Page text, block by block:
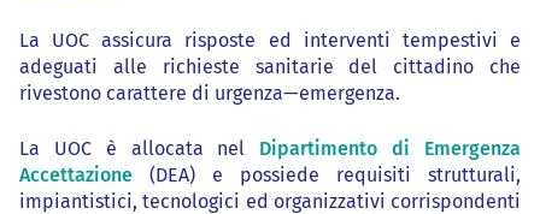
La UOC assicura risposte ed interventi tempestivi e
adeguati alle richieste sanitarie del cittadino che
rivestono carattere di urgenza—emergenza.
La UOC è allocata nel Dipartimento di Emergenza
Accettazione (DEA) e possiede requisiti strutturali,
impiantistici, tecnologici ed organizzativi corrispondenti